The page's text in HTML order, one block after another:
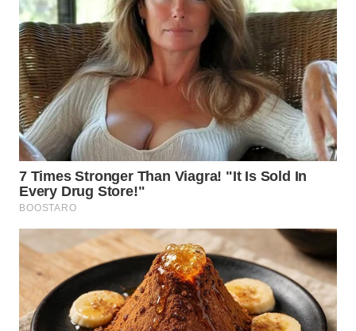
SELATAN
WN
TANJUNG
LESUNG
WN
KARO
WN
SIMALUNGUN
WN
LABUHANBATU
TAPANULI